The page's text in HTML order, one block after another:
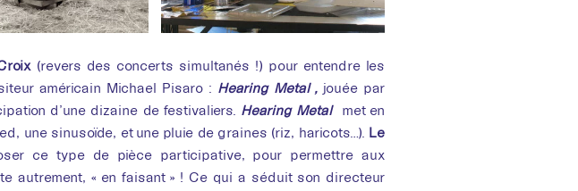
(revers des concerts simultanés !) pour entendre les
américain Michael Pisaro : Hearing Metal , jouée par
d’une dizaine de festivaliers. Hearing Metal met en
une sinusoïde, et une pluie de graines (riz, haricots…). Le
ce type de pièce participative, pour permettre aux
autrement, « en faisant » ! Ce qui a séduit son directeur